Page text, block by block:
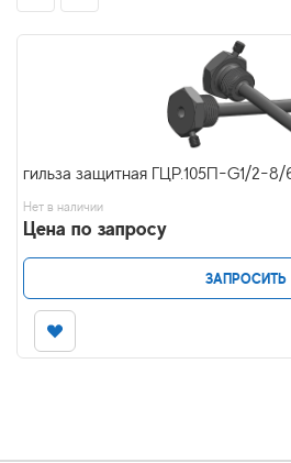
гильза защитная ГЦР.105П-G1/2-
Нет в наличии
Цена по запросу
ЗАПРОСИТЬ